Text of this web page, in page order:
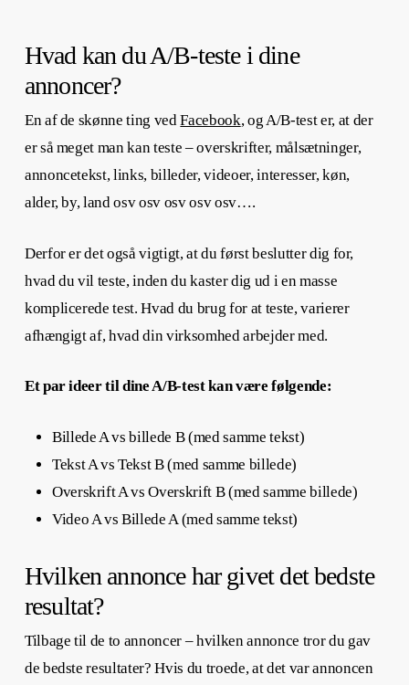
Hvad kan du A/B-teste i dine
annoncer?
En af de skønne ting vedFacebook, og A/B-test er, at der
er så meget man kan teste – overskrifter, målsætninger,
annoncetekst, links, billeder, videoer, interesser, køn,
alder, by, land osv osv osv osv osv….
Derfor er det også vigtigt, at du først beslutter dig for,
hvad du vil teste, inden du kaster dig ud i en masse
komplicerede test. Hvad du brug for at teste, varierer
afhængigt af, hvad din virksomhed arbejder med.
Et par ideer til dine A/B-test kan være følgende:
Billede A vs billede B (med samme tekst)
Tekst A vs Tekst B (med samme billede)
Overskrift A vs Overskrift B (med samme billede)
Video A vs Billede A (med samme tekst)
Hvilken annonce har givet det bedste
resultat?
Tilbage til de to annoncer – hvilken annonce tror du gav
de bedste resultater? Hvis du troede, at det var annoncen